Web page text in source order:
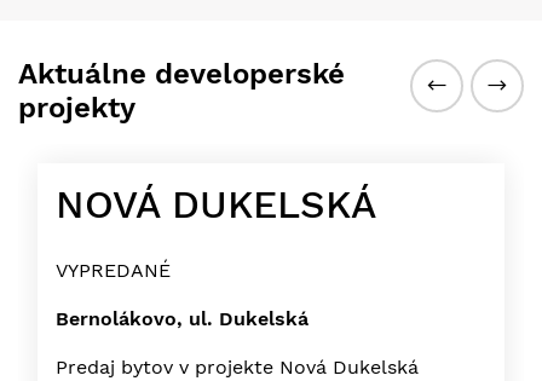
Aktuálne developerské
projekty
NOVÁ DUKELSKÁ
VYPREDANÉ
Bernolákovo, ul. Dukelská
Predaj bytov v projekte Nová Dukelská